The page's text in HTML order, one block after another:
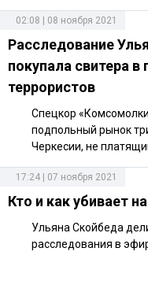
02:08 | 08 ноября 2021
Расследование
покупала свитера
террористов
Спецкор
подпольный рынок
Черкесии, не
17:24 | 07 ноября 2021
Кто и как убивает
Ульяна Скойбеда
расследования в